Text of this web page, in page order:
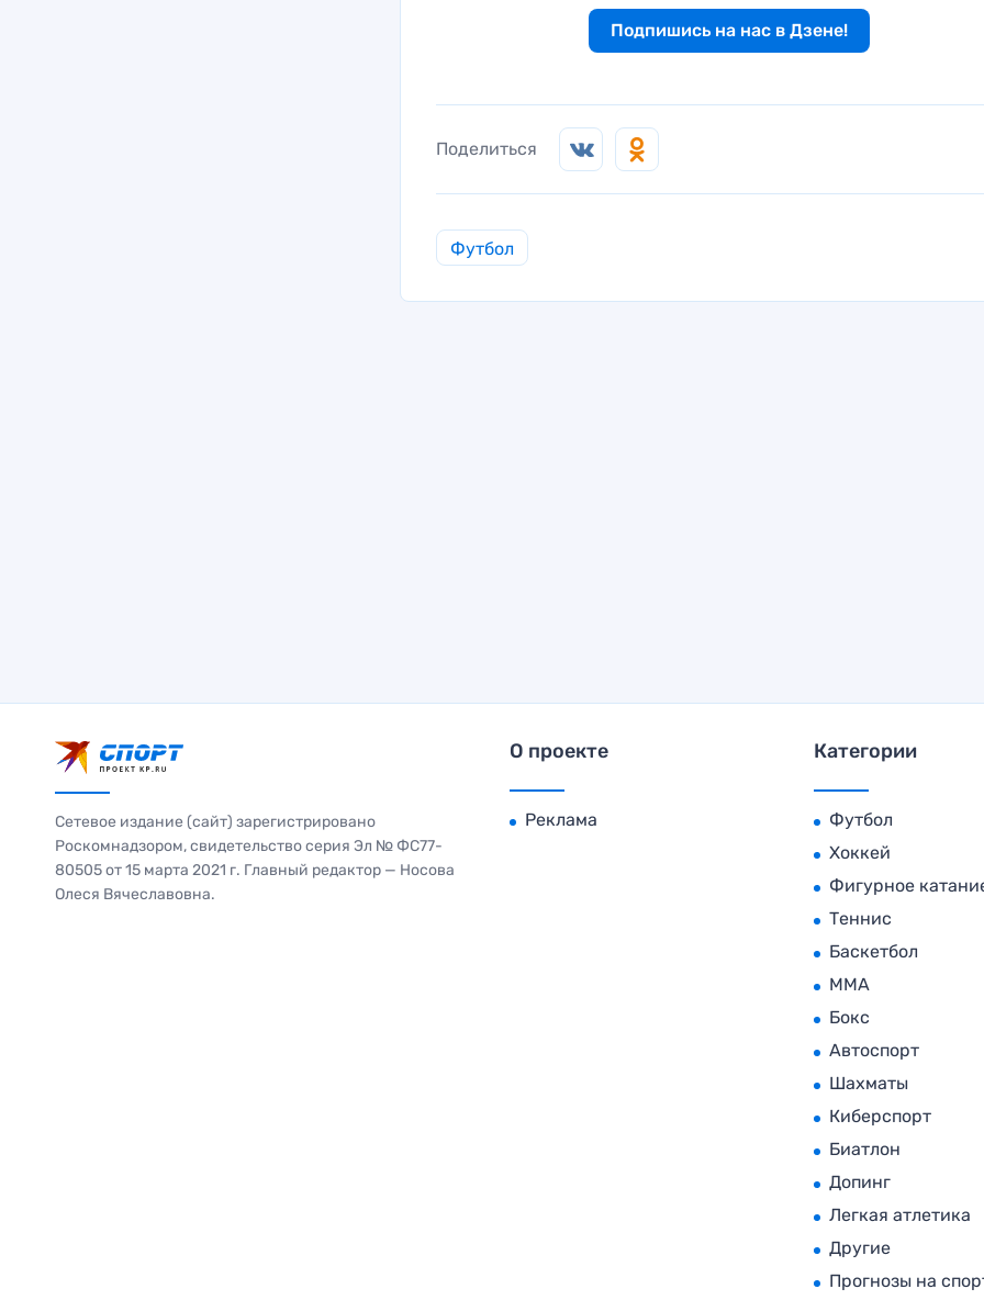
Подпишись на нас в Дзене!
Поделиться
Футбол
Сетевое издание (сайт) зарегистрировано
Роскомнадзором, свидетельство серия Эл № ФС77-
80505 от 15 марта 2021 г. Главный редактор — Носова
Олеся Вячеславовна.
О проекте
Реклама
Категории
Футбол
Хоккей
Фигурное
Теннис
Баскетбол
MMA
Бокс
Автоспорт
Шахматы
Киберспорт
Биатлон
Допинг
Легкая атлетика
Другие
Прогнозы на